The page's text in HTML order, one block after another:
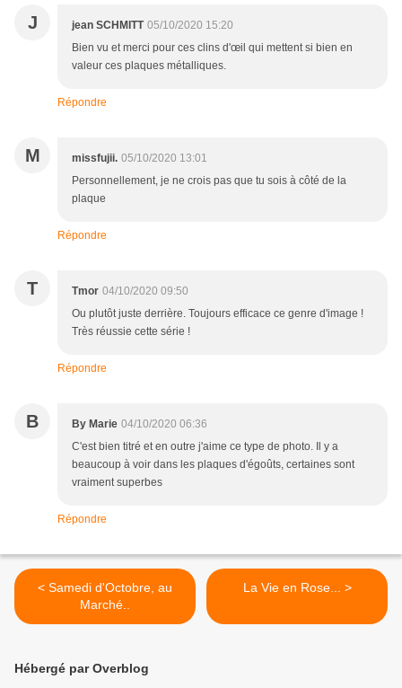
J jean SCHMITT 05/10/2020 15:20
Bien vu et merci pour ces clins d'œil qui mettent si bien en
valeur ces plaques métalliques.
Répondre
M missfujii. 05/10/2020 13:01
Personnellement, je ne crois pas que tu sois à côté de la
plaque
Répondre
T Tmor 04/10/2020 09:50
Ou plutôt juste derrière. Toujours efficace ce genre d'image !
Très réussie cette série !
Répondre
B By Marie 04/10/2020 06:36
C'est bien titré et en outre j'aime ce type de photo. Il y a
beaucoup à voir dans les plaques d'égoûts, certaines sont
vraiment superbes
Répondre
< Samedi d'Octobre, au
Marché..
La Vie en Rose... >
Hébergé par Overblog